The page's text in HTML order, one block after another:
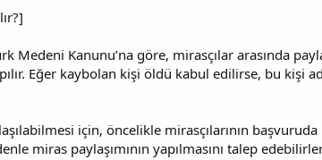
Kanunu’na göre, mirasçılar arasında
Eğer kaybolan kişi öldü kabul edilirse, bu kişi
için, öncelikle mirasçılarının başvuruda
miras paylaşımının yapılmasını talep